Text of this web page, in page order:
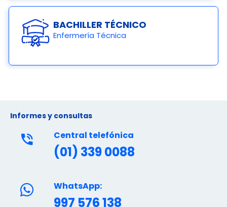
BACHILLER TÉCNICO
Enfermería Técnica
Informes y consultas
Central telefónica
(01) 339 0088
WhatsApp:
997 576 138